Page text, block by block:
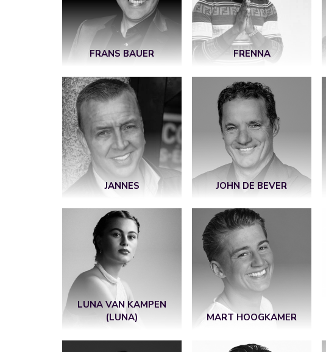
FRANS BAUER FRENNA
JANNES JOHN DE BEVER
LUNA VAN KAMPEN
(LUNA)
MART HOOGKAMER